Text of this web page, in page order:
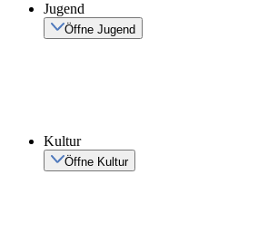
Jugend
Öffne Jugend
Kultur
Öffne Kultur